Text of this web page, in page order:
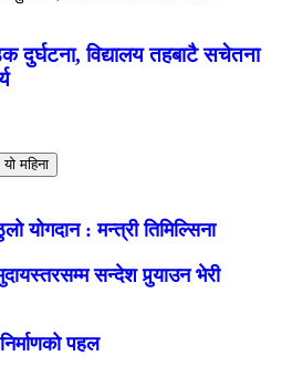
दुर्घटना, विद्यालय तहबाटै सचेतना
यो महिना
योगदान : मन्त्री तिमिल्सिना
सन्देश पुर्‍याउन भेरी
निर्माणको पहल